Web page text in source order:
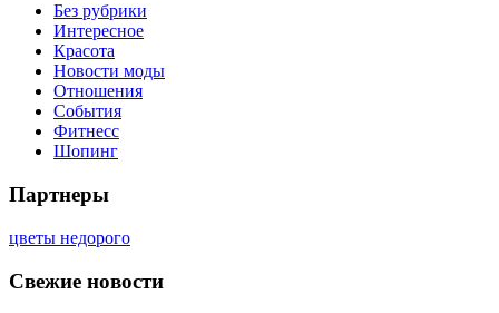
Без рубрики
Интересное
Красота
Новости моды
Отношения
События
Фитнесс
Шопинг
Партнеры
цветы недорого
Свежие новости